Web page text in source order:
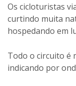
Os cicloturistas
curtindo muita
hospedando em
Todo o circuito é
indicando por